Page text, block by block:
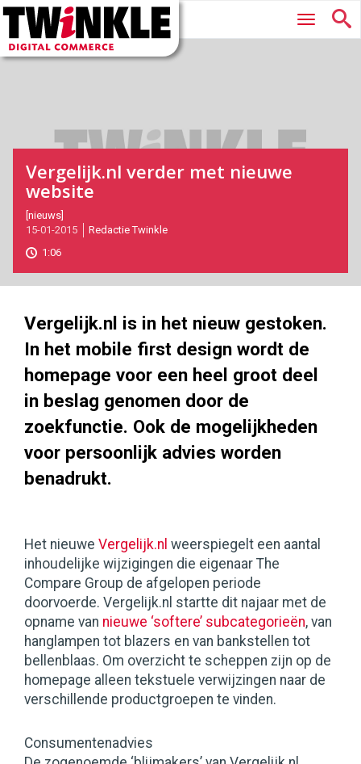
Twinkle
Digital
Commerce
Hoofdmenu
Vergelijk.nl verder met nieuwe
website
2015-
01-
15T12:35:00
2017-
05-
[nieuws]
15-01-2015
Redactie Twinkle
1:06
Vergelijk.nl is in het nieuw gestoken.
In het mobile first design wordt de
homepage voor een heel groot deel
in beslag genomen door de
zoekfunctie. Ook de mogelijkheden
voor persoonlijk advies worden
benadrukt.
Het nieuwe Vergelijk.nl weerspiegelt een aantal
inhoudelijke wijzigingen die eigenaar The
Compare Group de afgelopen periode
doorvoerde. Vergelijk.nl startte dit najaar met de
opname van nieuwe ‘softere’ subcategorieën, van
hanglampen tot blazers en van bankstellen tot
bellenblaas. Om overzicht te scheppen zijn op de
homepage alleen tekstuele verwijzingen naar de
verschillende productgroepen te vinden.
Consumentenadvies